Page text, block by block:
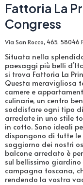
Fattoria La
Congress
Via San Rocco, 465, 58046
Situata nella
paesaggi più belli
si trova Fattoria La
Questa meravigliosa
camere e
culinarie, un centro
soddisfare ogni tipo
arredate in uno stile
in cotto. Sono ideali
dispongono di tutte le
soggiorno dei nostri
balcone arredato è
sul bellissimo
campagna toscana,
rendendo la vostra